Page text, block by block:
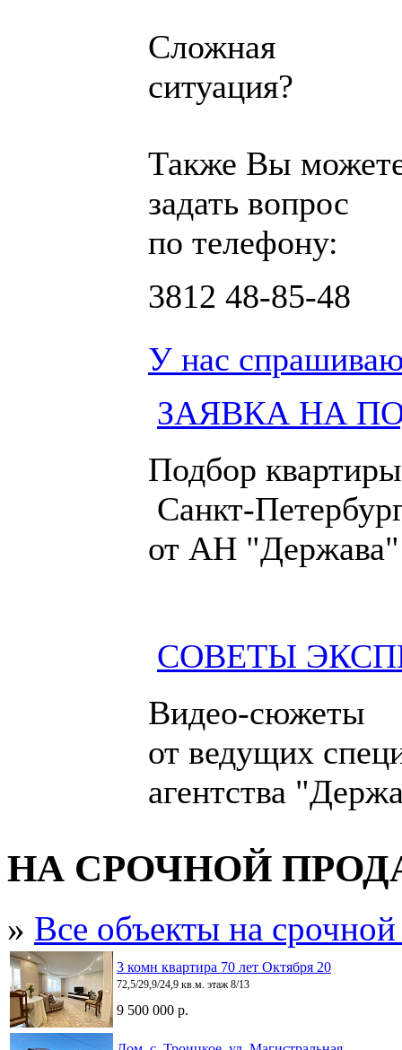
Сложная
ситуация?
Также Вы
задать вопрос
по телефону:
3812 48-85-48
У нас
ЗАЯВКА НА
Подбор
Санкт-
от АН "Держава"
СОВЕТЫ
Видео-сюжеты
от ведущих
агентства
НА СРОЧНОЙ
» Все объекты на
3 комн квартира 70 лет Октября 20
72,5/29,9/24,9 кв.м. этаж 8/13
9 500 000 р.